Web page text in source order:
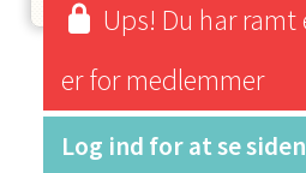
Ups! Du har ramt
er for medlemmer
Log ind for at se siden